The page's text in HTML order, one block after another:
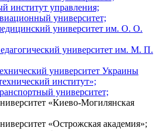
институт управления;
университет;
университет им. О. О.
университет им. М. П.
университет Украины
институт»;
университет;
«Киево-Могилянская
«Острожская академия»;